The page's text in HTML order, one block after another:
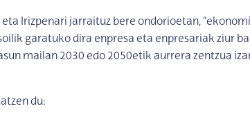
Irizpenari jarraituz bere ondorioetan,
garatuko dira enpresa eta enpresariak ziur
mailan 2030 edo 2050etik aurrera zentzua
du: